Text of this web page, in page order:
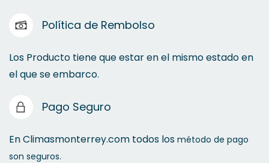
Política de Rembolso
Los Producto tiene que estar en el mismo estado en
el que se embarco.
Pago Seguro
En Climasmonterrey.com todos los método de pago
son seguros.